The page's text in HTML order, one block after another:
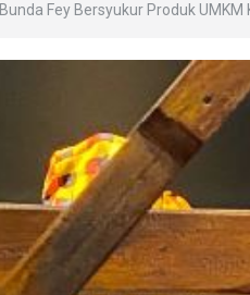
Bunda Fey Bersyukur Produk UMKM